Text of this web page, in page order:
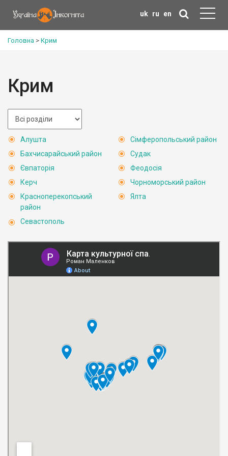
uk ru en
Головна > Крим
Крим
Алушта
Бахчисарайський район
Євпаторія
Керч
Красноперекопський
район
Севастополь
Сімферопольський район
Судак
Феодосія
Чорноморський район
Ялта